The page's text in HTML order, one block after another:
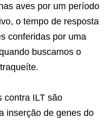
aves por um período
o tempo de resposta
conferidas por uma
buscamos o
contra ILT são
inserção de genes do